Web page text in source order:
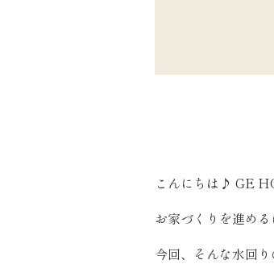
こんにちは♪ GE
お家づくりを進め
今回、そんな水回